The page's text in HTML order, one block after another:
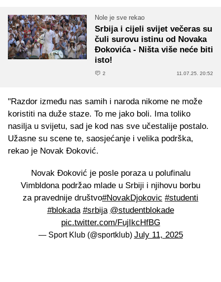
Nole je sve rekao
Srbija i cijeli svijet večeras su
čuli surovu istinu od Novaka
Đokovića - Ništa više neće biti
isto!
2 11.07.25. 20:52
"Razdor između nas samih i naroda nikome ne može
koristiti na duže staze. To me jako boli. Ima toliko
nasilja u svijetu, sad je kod nas sve učestalije postalo.
Užasne su scene te, saosjećanje i velika podrška,
rekao je Novak Đoković.
Novak Đoković je posle poraza u polufinalu
Vimbldona podržao mlade u Srbiji i njihovu borbu
za pravednije društvo#NovakDjokovic #studenti
#blokada #srbija @studentblokade
pic.twitter.com/FujIkcHfBG
— Sport Klub (@sportklub) July 11, 2025